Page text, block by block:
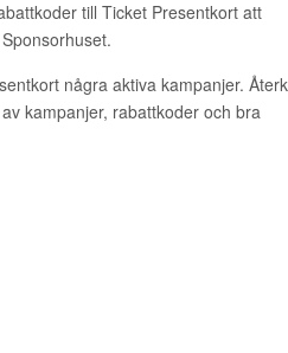
till Ticket Presentkort att
några aktiva kampanjer.
kampanjer, rabattkoder och bra